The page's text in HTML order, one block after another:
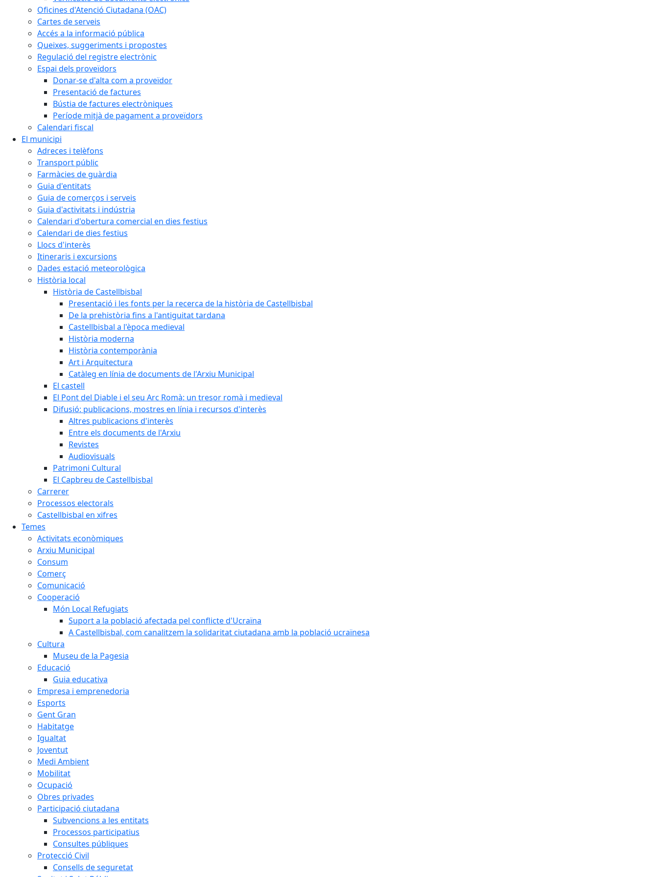
Oficines d'Atenció Ciutadana (OAC)
Cartes de serveis
Accés a la informació pública
Queixes, suggeriments i propostes
Regulació del registre electrònic
Espai dels proveïdors
Donar-se d'alta com a proveïdor
Presentació de factures
Bústia de factures electròniques
Període mitjà de pagament a proveïdors
Calendari fiscal
El municipi
Adreces i telèfons
Transport públic
Farmàcies de guàrdia
Guia d'entitats
Guia de comerços i serveis
Guia d'activitats i indústria
Calendari d'obertura comercial en dies festius
Calendari de dies festius
Llocs d'interès
Itineraris i excursions
Dades estació meteorològica
Història local
Història de Castellbisbal
Presentació i les fonts per la recerca de la història de Castellbisbal
De la prehistòria fins a l'antiguitat tardana
Castellbisbal a l'època medieval
Història moderna
Història contemporània
Art i Arquitectura
Catàleg en línia de documents de l'Arxiu Municipal
El castell
El Pont del Diable i el seu Arc Romà: un tresor romà i medieval
Difusió: publicacions, mostres en línia i recursos d'interès
Altres publicacions d'interès
Entre els documents de l'Arxiu
Revistes
Audiovisuals
Patrimoni Cultural
El Capbreu de Castellbisbal
Carrerer
Processos electorals
Castellbisbal en xifres
Temes
Activitats econòmiques
Arxiu Municipal
Consum
Comerç
Comunicació
Cooperació
Món Local Refugiats
Suport a la població afectada pel conflicte d'Ucraïna
A Castellbisbal, com canalitzem la solidaritat ciutadana amb la població ucraïnesa
Cultura
Museu de la Pagesia
Educació
Guia educativa
Empresa i emprenedoria
Esports
Gent Gran
Habitatge
Igualtat
Joventut
Medi Ambient
Mobilitat
Ocupació
Obres privades
Participació ciutadana
Subvencions a les entitats
Processos participatius
Consultes públiques
Protecció Civil
Consells de seguretat